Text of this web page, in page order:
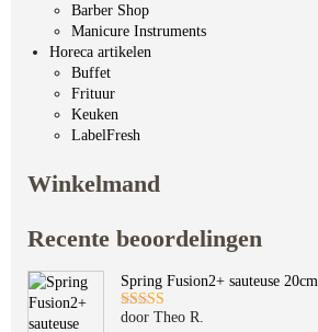
Barber Shop
Manicure Instruments
Horeca artikelen
Buffet
Frituur
Keuken
LabelFresh
Winkelmand
Recente beoordelingen
Spring Fusion2+ sauteuse 20cm
Gewaardeerd
door Theo R.